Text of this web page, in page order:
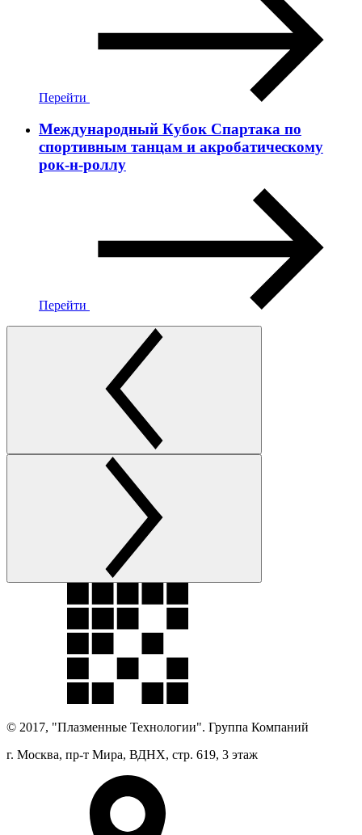
Перейти
Международный Кубок Спартака по
спортивным танцам и акробатическому
рок-н-роллу
Перейти
© 2017, "Плазменные Технологии". Группа Компаний
г. Москва, пр-т Мира, ВДНХ, стр. 619, 3 этаж